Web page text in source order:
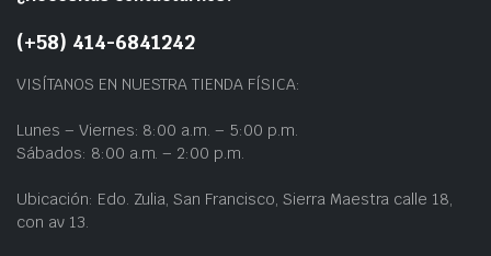
(+58) 414-6841242
VISÍTANOS EN NUESTRA TIENDA FÍSICA:
Lunes – Viernes: 8:00 a.m. – 5:00 p.m.
Sábados: 8:00 a.m. – 2:00 p.m.
Ubicación: Edo. Zulia, San Francisco, Sierra Maestra calle 18,
con av 13.